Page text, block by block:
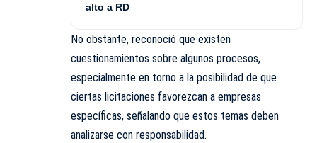
alto a RD
No obstante, reconoció que existen
cuestionamientos sobre algunos procesos,
especialmente en torno a la posibilidad de que
ciertas licitaciones favorezcan a empresas
específicas, señalando que estos temas deben
analizarse con responsabilidad.